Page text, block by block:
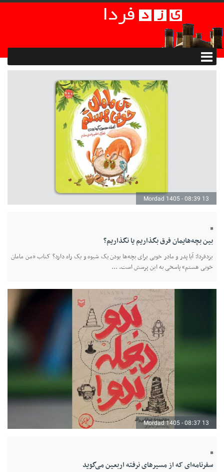
13 Mordad 1405 - 08:39
بین بچه‌هایمان فرق بگذاریم یا نگذاریم؟
یزدفردا؛ آیا پدر و مادر خوبی برای بچه‌ها بودن یک شیوه و یک راه دارد؟ کتاب «من مامان
خوبی هستم» پاسخی به این پرسش است. ...
13 Mordad 1405 - 08:37
سفرنامه‌ای که از مسیرهای نرفته اربعین می‌گوید